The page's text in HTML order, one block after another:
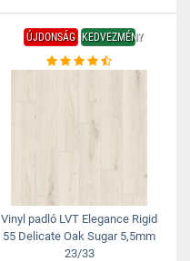
ÚJDONSÁG KEDVEZMÉNY
Vinyl padló LVT Elegance Rigid
55 Delicate Oak Sugar 5,5mm
23/33